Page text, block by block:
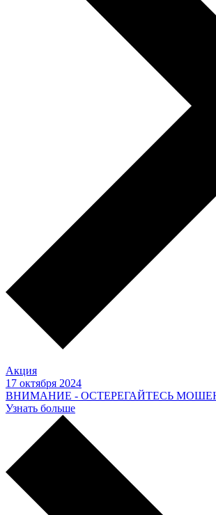
Акция
17 октября 2024
ВНИМАНИЕ - ОСТЕРЕГАЙТЕСЬ
Узнать больше